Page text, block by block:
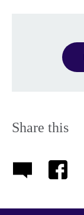
Share this